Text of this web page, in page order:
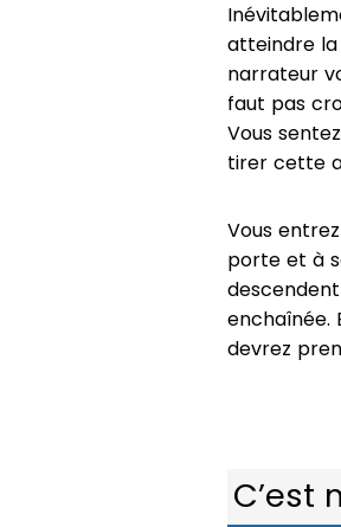
atteindre la
narrateur
faut pas
Vous
tirer cette
Vous
porte et à
enchaînée.
devrez
C’est